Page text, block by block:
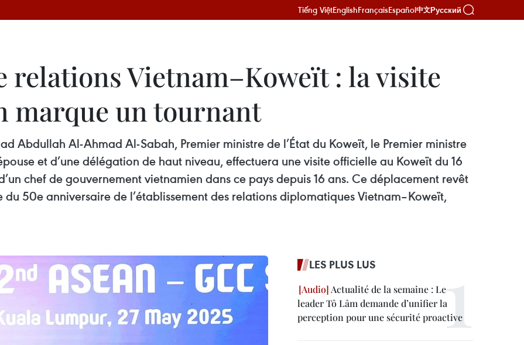
Tiếng ViệtEnglishFrançaisEspañol中文Русский
relations Vietnam–Koweït : la visite
marque un tournant
Abdullah Al-Ahmad Al-Sabah, Premier ministre de l’État du Koweït, le Premier ministre
et d’une délégation de haut niveau, effectuera une visite officielle au Koweït du 16
chef de gouvernement vietnamien dans ce pays depuis 16 ans. Ce déplacement revêt
50e anniversaire de l’établissement des relations diplomatiques Vietnam–Koweït,
LES PLUS LUS
Actualité de la semaine : Le
leader Tô Lâm demande d’unifier la
perception pour une sécurité proactive